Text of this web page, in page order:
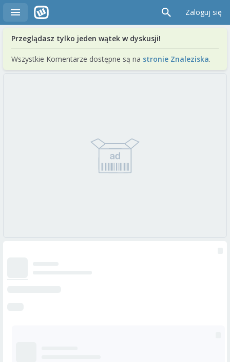
Zaloguj się
Przeglądasz tylko jeden wątek w dyskusji!
Wszystkie Komentarze dostępne są na stronie Znaleziska.